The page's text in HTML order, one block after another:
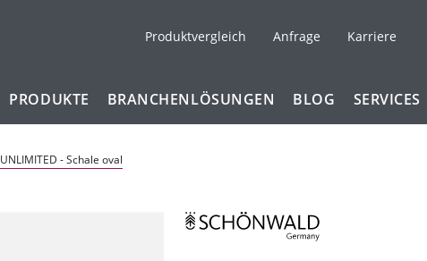
Produktvergleich Anfrage Karriere
PRODUKTE BRANCHENLÖSUNGEN BLOG SERVICES
UNLIMITED - Schale oval